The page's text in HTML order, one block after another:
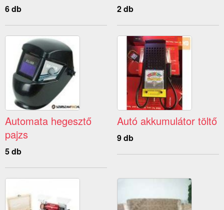
6 db 2 db
Automata hegesztő
pajzs
5 db
Autó akkumulátor töltő
9 db